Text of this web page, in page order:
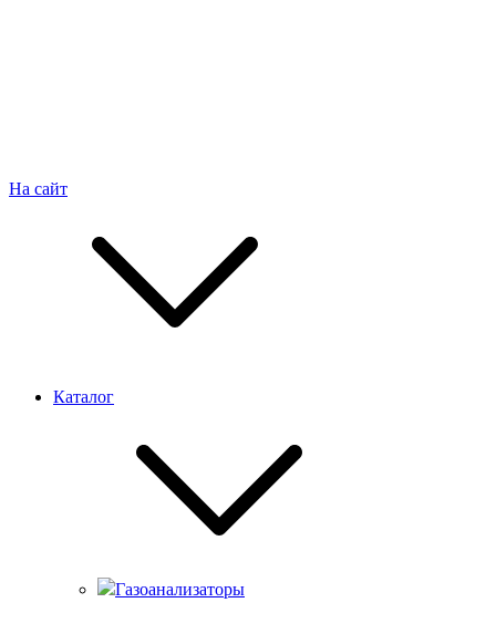
На сайт
Каталог
Газоанализаторы